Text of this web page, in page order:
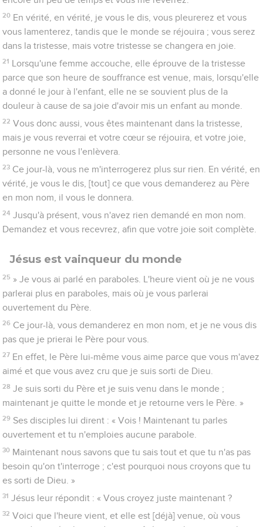
20 En vérité, en vérité, je vous le dis, vous pleurerez et vous
vous lamenterez, tandis que le monde se réjouira ; vous serez
dans la tristesse, mais votre tristesse se changera en joie.
21 Lorsqu'une femme accouche, elle éprouve de la tristesse
parce que son heure de souffrance est venue, mais, lorsqu'elle
a donné le jour à l'enfant, elle ne se souvient plus de la
douleur à cause de sa joie d'avoir mis un enfant au monde.
22 Vous donc aussi, vous êtes maintenant dans la tristesse,
mais je vous reverrai et votre cœur se réjouira, et votre joie,
personne ne vous l'enlèvera.
23 Ce jour-là, vous ne m'interrogerez plus sur rien. En vérité, en
vérité, je vous le dis, [tout] ce que vous demanderez au Père
en mon nom, il vous le donnera.
24 Jusqu'à présent, vous n'avez rien demandé en mon nom.
Demandez et vous recevrez, afin que votre joie soit complète.
Jésus est vainqueur du monde
25 » Je vous ai parlé en paraboles. L'heure vient où je ne vous
parlerai plus en paraboles, mais où je vous parlerai
ouvertement du Père.
26 Ce jour-là, vous demanderez en mon nom, et je ne vous dis
pas que je prierai le Père pour vous.
27 En effet, le Père lui-même vous aime parce que vous m'avez
aimé et que vous avez cru que je suis sorti de Dieu.
28 Je suis sorti du Père et je suis venu dans le monde ;
maintenant je quitte le monde et je retourne vers le Père. »
29 Ses disciples lui dirent : « Vois ! Maintenant tu parles
ouvertement et tu n'emploies aucune parabole.
30 Maintenant nous savons que tu sais tout et que tu n'as pas
besoin qu'on t'interroge ; c'est pourquoi nous croyons que tu
es sorti de Dieu. »
31 Jésus leur répondit : « Vous croyez juste maintenant ?
32 Voici que l'heure vient, et elle est [déjà] venue, où vous